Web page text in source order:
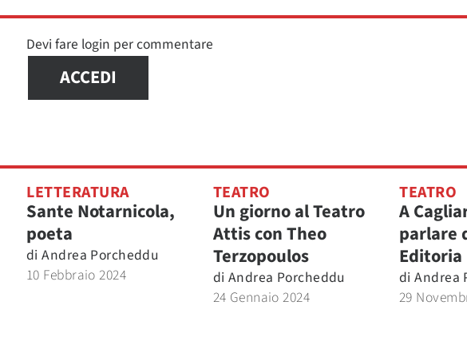
Devi fare login per commentare
ACCEDI
LETTERATURA
Sante Notarnicola,
poeta
di Andrea Porcheddu
10 Febbraio 2024
TEATRO
Un giorno al Teatro
Attis con Theo
Terzopoulos
di Andrea Porcheddu
24 Gennaio 2024
TEATRO
A
parlare
Editoria
di Andrea
29